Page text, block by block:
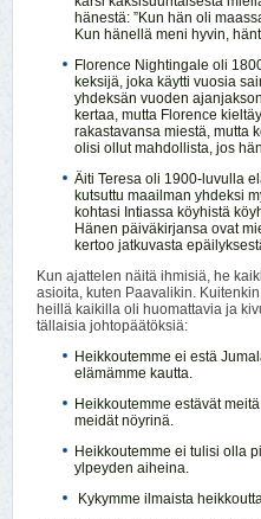
hänestä: ”Kun hän oli
Kun hänellä meni hyvin,
Florence Nightingale oli
keksijä, joka käytti vuosia
yhdeksän vuoden
kertaa, mutta Florence
rakastavansa miestä, mutta
olisi ollut mahdollista, jos
Äiti Teresa oli 1900-luvulla
kutsuttu maailman yhdeksi
kohtasi Intiassa köyhistä
Hänen päiväkirjansa ovat
kertoo jatkuvasta
Kun ajattelen näitä ihmisiä, he
asioita, kuten Paavalikin.
heillä kaikilla oli huomattavia ja
tällaisia johtopäätöksiä:
Heikkoutemme ei estä
elämämme kautta.
Heikkoutemme estävät
meidät nöyrinä.
Heikkoutemme ei tulisi olla
ylpeyden aiheina.
Kykymme ilmaista